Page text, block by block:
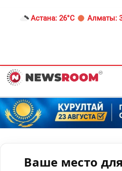
Астана: 26°C Алматы:
Ваше место